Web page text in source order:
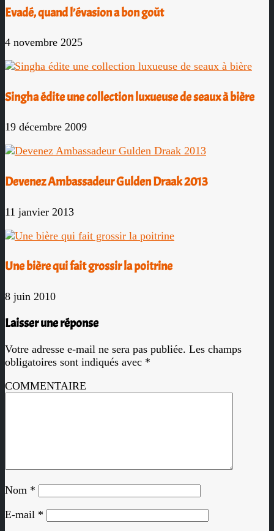
Evadé, quand l’évasion a bon goût
4 novembre 2025
Singha édite une collection luxueuse de seaux à bière
19 décembre 2009
Devenez Ambassadeur Gulden Draak 2013
11 janvier 2013
Une bière qui fait grossir la poitrine
8 juin 2010
Laisser une réponse
Votre adresse e-mail ne sera pas publiée. Les champs
obligatoires sont indiqués avec *
COMMENTAIRE
Nom *
E-mail *